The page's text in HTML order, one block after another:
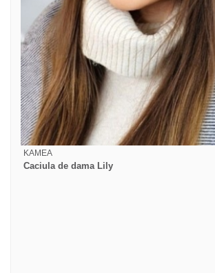
KAMEA
Caciula de dama Lily